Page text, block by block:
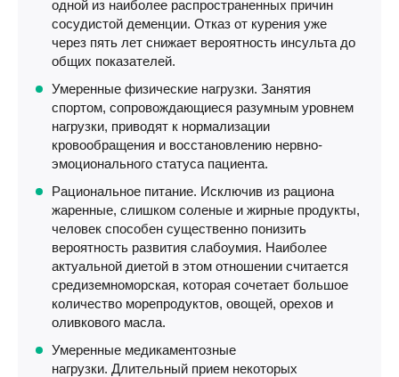
одной из наиболее распространенных причин
сосудистой деменции. Отказ от курения уже
через пять лет снижает вероятность инсульта до
общих показателей.
Умеренные физические нагрузки. Занятия
спортом, сопровождающиеся разумным уровнем
нагрузки, приводят к нормализации
кровообращения и восстановлению нервно-
эмоционального статуса пациента.
Рациональное питание. Исключив из рациона
жаренные, слишком соленые и жирные продукты,
человек способен существенно понизить
вероятность развития слабоумия. Наиболее
актуальной диетой в этом отношении считается
средиземноморская, которая сочетает большое
количество морепродуктов, овощей, орехов и
оливкового масла.
Умеренные медикаментозные
нагрузки. Длительный прием некоторых